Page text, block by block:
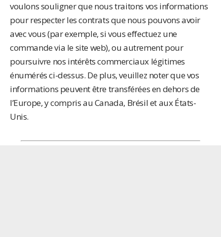
voulons souligner que nous traitons vos informations
pour respecter les contrats que nous pouvons avoir
avec vous (par exemple, si vous effectuez une
commande via le site web), ou autrement pour
poursuivre nos intérêts commerciaux légitimes
énumérés ci-dessus. De plus, veuillez noter que vos
informations peuvent être transférées en dehors de
l’Europe, y compris au Canada, Brésil et aux États-
Unis.